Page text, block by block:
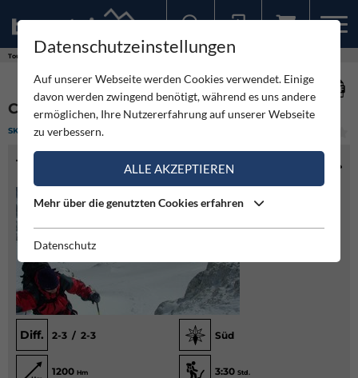
Touren
CREGNEDULKAR - CIMA DE LA PUARTATE
SKITOUR LEICHT
TOURENINFO
Diff. 2-3 / 2-3 Süd
1200 Hm 3:30 Std.
Datenschutzeinstellungen
Auf unserer Webseite werden Cookies verwendet. Einige
davon werden zwingend benötigt, während es uns andere
ermöglichen, Ihre Nutzererfahrung auf unserer Webseite
zu verbessern.
ALLE AKZEPTIEREN
Mehr über die genutzten Cookies erfahren
Datenschutz